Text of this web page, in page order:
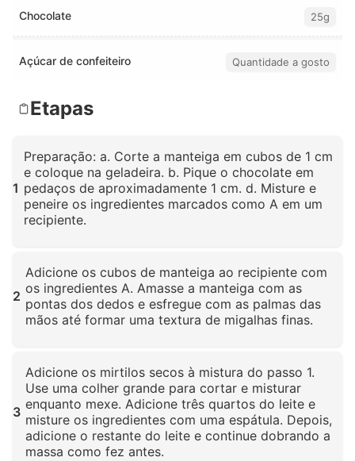
Chocolate 25g
Açúcar de confeiteiro Quantidade a gosto
Etapas
1
Preparação: a. Corte a manteiga em cubos de 1 cm
e coloque na geladeira. b. Pique o chocolate em
pedaços de aproximadamente 1 cm. d. Misture e
peneire os ingredientes marcados como A em um
recipiente.
2
Adicione os cubos de manteiga ao recipiente com
os ingredientes A. Amasse a manteiga com as
pontas dos dedos e esfregue com as palmas das
mãos até formar uma textura de migalhas finas.
3
Adicione os mirtilos secos à mistura do passo 1.
Use uma colher grande para cortar e misturar
enquanto mexe. Adicione três quartos do leite e
misture os ingredientes com uma espátula. Depois,
adicione o restante do leite e continue dobrando a
massa como fez antes.